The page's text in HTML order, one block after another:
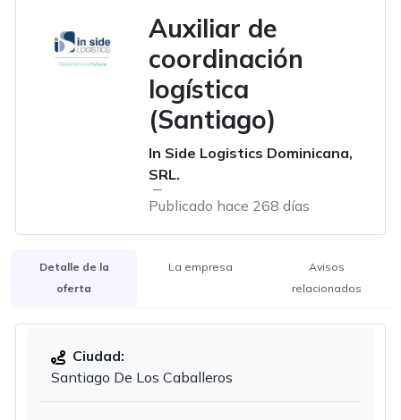
Auxiliar de
coordinación
logística
(Santiago)
In Side Logistics Dominicana,
SRL.
Publicado hace 268 días
Detalle de la
oferta
La empresa
Avisos
relacionados
Ciudad:
Santiago De Los Caballeros